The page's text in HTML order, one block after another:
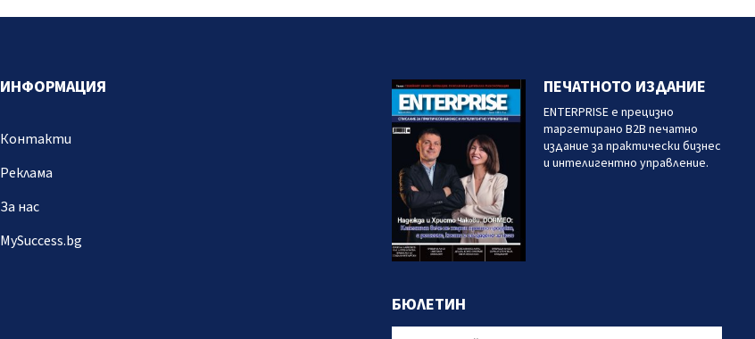
ИНФОРМАЦИЯ
Контакти
Реклама
За нас
MySuccess.bg
ПЕЧАТНОТО ИЗДАНИЕ
ENTERPRISE е прецизно
таргетирано B2B печатно
издание за практически бизнес
и интелигентно управление.
БЮЛЕТИН